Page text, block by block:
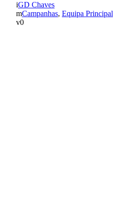
GD Chaves
Campanhas, Equipa Principal
0